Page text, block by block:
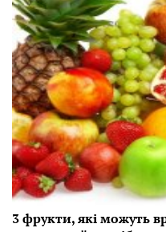
3 фрукти, які можуть